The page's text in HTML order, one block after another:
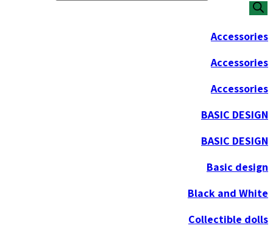
Accessories
Accessories
Accessories
BASIC DESIGN
BASIC DESIGN
Basic design
Black and White
Collectible dolls